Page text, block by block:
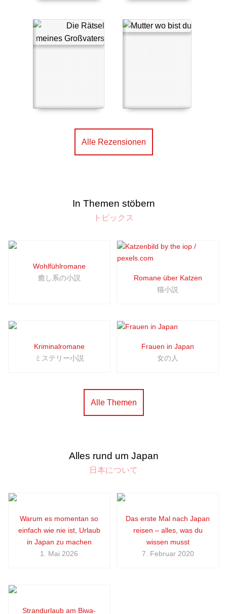
Alle Rezensionen
In Themen stöbern
トピックス
Wohlfühlromane
癒し系の小説
Romane über Katzen
猫小説
Kriminalromane
ミステリー小説
Frauen in Japan
女の人
Alle Themen
Alles rund um Japan
日本について
Warum es momentan so
einfach wie nie ist, Urlaub
in Japan zu machen
1. Mai 2026
Das erste Mal nach Japan
reisen – alles, was du
wissen musst
7. Februar 2020
Strandurlaub am Biwa-